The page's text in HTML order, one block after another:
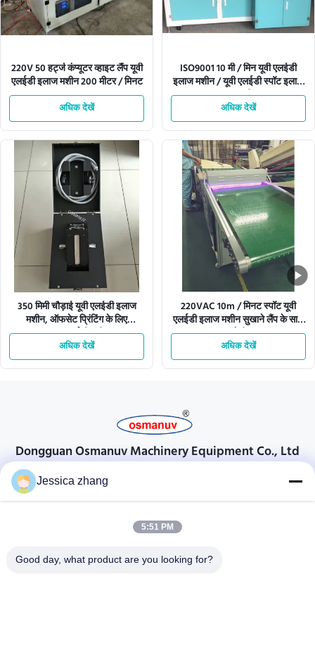
220V 50 हर्ट्ज कंप्यूटर व्हाइट लैंप यूवी
एलईडी इलाज मशीन 200 मीटर / मिनट
अधिक देखें
ISO9001 10 मी / मिन यूवी एलईडी
इलाज मशीन / यूवी एलईडी स्पॉट इलाज
प्रणाली
अधिक देखें
350 मिमी चौड़ाई यूवी एलईडी इलाज
मशीन, ऑफसेट प्रिंटिंग के लिए
220VAC एलईडी यूवी इलाज
अधिक देखें
220VAC 10m / मिनट स्पॉट यूवी
एलईडी इलाज मशीन सुखाने लैंप के साथ
मोती
अधिक देखें
Dongguan Osmanuv Machinery Equipment Co., Ltd
Dongguan Osmanuv मशीनरी उपकरण कं, लिमिटेड
28 दूसरा औद्योगिक, लियू चोंग वी, वानजियांग, डोंगगुआन, ग्वांगडोंग, चीन
86-769 -88125248
Jessica zhang
5:51 PM
Good day, what product are you looking for?